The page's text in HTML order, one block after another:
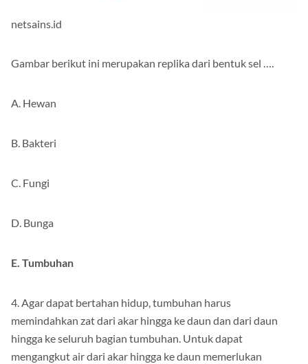
netsains.id
Gambar berikut ini merupakan replika dari bentuk sel ….
A. Hewan
B. Bakteri
C. Fungi
D. Bunga
E. Tumbuhan
4. Agar dapat bertahan hidup, tumbuhan harus
memindahkan zat dari akar hingga ke daun dan dari daun
hingga ke seluruh bagian tumbuhan. Untuk dapat
mengangkut air dari akar hingga ke daun memerlukan